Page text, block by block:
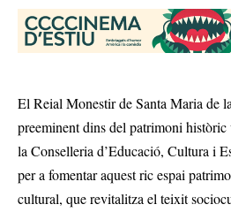
El Reial Monestir de Santa Maria de
preeminent dins del patrimoni
la Conselleria d’Educació, Cultura i
per a fomentar aquest ric espai
cultural, que revitalitza el teixit